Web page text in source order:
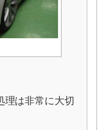
理は非常に大切